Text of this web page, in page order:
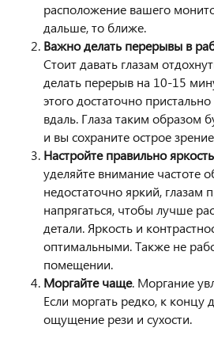
расположение вашего
дальше, то ближе.
Важно делать перерывы в
Стоит давать глазам
делать перерыв на 10-15
этого достаточно
вдаль. Глаза таким образом
и вы сохраните острое
Настройте правильно
уделяйте внимание частоте
недостаточно яркий, глазам
напрягаться, чтобы лучше
детали. Яркость и
оптимальными. Также не
помещении.
Моргайте чаще. Моргание
Если моргать редко, к концу
ощущение рези и сухости.